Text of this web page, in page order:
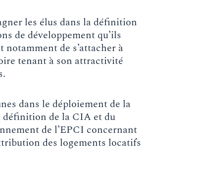
les élus dans la définition
de développement qu’ils
de s’attacher à
tenant à son attractivité
dans le déploiement de la
définition de la CIA et du
de l’EPCI concernant
des logements locatifs